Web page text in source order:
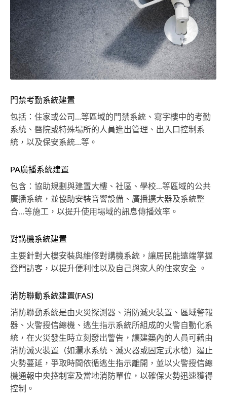
門禁考勤系統建置
包括：住家或公司…等區域的門禁系統、寫字樓中的考勤
系統、醫院或特殊場所的人員進出管理、出入口控制系
統，以及保安系統…等。
PA廣播系統建置
包含：協助規劃與建置大樓、社區、學校...等區域的公共
廣播系統，並協助安裝音響設備、廣播擴大器及系統整
合…等施工，以提升使用場域的訊息傳播效率。
對講機系統建置
主要針對大樓安裝與維修對講機系統，讓居民能遠端掌握
登門訪客，以提升便利性以及自己與家人的住家安全 。
消防聯動系統建置(FAS)
消防聯動系統是由火災探測器、消防滅火裝置、區域警報
器、火警授信總機、逃生指示系統所組成的火警自動化系
統，在火災發生時立刻發出警告，讓建築內的人員可藉由
消防滅火裝置（如灑水系統、滅火器或固定式水槍）遏止
火勢蔓延，爭取時間依循逃生指示離開，並以火警授信總
機通報中央控制室及當地消防單位，以確保火勢迅速獲得
控制。